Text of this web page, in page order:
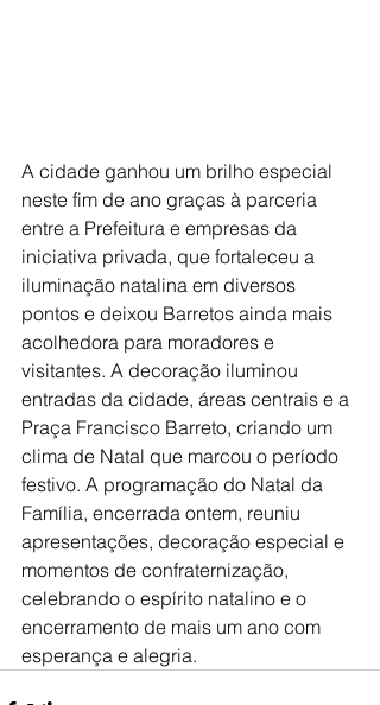
A cidade ganhou um brilho especial
neste fim de ano graças à parceria
entre a Prefeitura e empresas da
iniciativa privada, que fortaleceu a
iluminação natalina em diversos
pontos e deixou Barretos ainda mais
acolhedora para moradores e
visitantes. A decoração iluminou
entradas da cidade, áreas centrais e a
Praça Francisco Barreto, criando um
clima de Natal que marcou o período
festivo. A programação do Natal da
Família, encerrada ontem, reuniu
apresentações, decoração especial e
momentos de confraternização,
celebrando o espírito natalino e o
encerramento de mais um ano com
esperança e alegria.